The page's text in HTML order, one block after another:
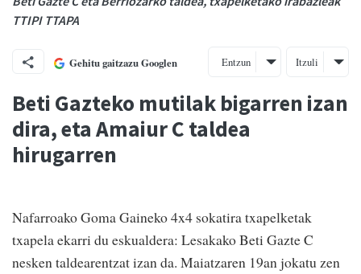
TTIPI TTAPA
Gehitu gaitzazu Googlen Entzun Itzuli
Beti Gazteko mutilak bigarren izan
dira, eta Amaiur C taldea
hirugarren
Nafarroako Goma Gaineko 4x4 sokatira txapelketak
txapela ekarri du eskualdera: Lesakako Beti Gazte C
nesken taldearentzat izan da. Maiatzaren 19an jokatu zen